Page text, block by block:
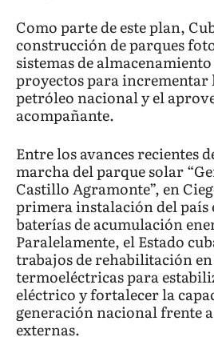
Como parte de este plan,
construcción de parques
sistemas de
proyectos para incrementar
petróleo nacional y el
acompañante.
Entre los avances recientes
marcha del parque solar
Castillo Agramonte”, en
primera instalación del país
baterías de acumulación
Paralelamente, el Estado
trabajos de rehabilitación
termoeléctricas para
eléctrico y fortalecer la
generación nacional frente
externas.